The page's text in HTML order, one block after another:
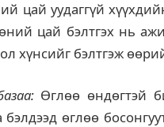
цай уудаггүй
цай бэлтгэх нь
хүнсийг бэлтгэж
Өглөө өндөгтэй
бэлдээд өглөө